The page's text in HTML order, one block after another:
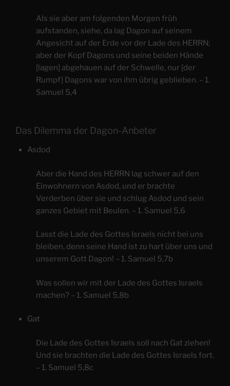
Als sie aber am folgenden Morgen früh
aufstanden, siehe, da lag Dagon auf seinem
Angesicht auf der Erde vor der Lade des HERRN;
aber der Kopf Dagons und seine beiden Hände
[lagen] abgehauen auf der Schwelle, nur [der
Rumpf] Dagons war von ihm übrig geblieben. – 1.
Samuel 5,4
Das Dilemma der Dagon-Anbeter
Asdod
Aber die Hand des HERRN lag schwer auf den
Einwohnern von Asdod, und er brachte
Verderben über sie und schlug Asdod und sein
ganzes Gebiet mit Beulen. – 1. Samuel 5,6
Lasst die Lade des Gottes Israels nicht bei uns
bleiben, denn seine Hand ist zu hart über uns und
unserem Gott Dagon! – 1. Samuel 5,7b
Was sollen wir mit der Lade des Gottes Israels
machen? – 1. Samuel 5,8b
Gat
Die Lade des Gottes Israels soll nach Gat ziehen!
Und sie brachten die Lade des Gottes Israels fort.
– 1. Samuel 5,8c